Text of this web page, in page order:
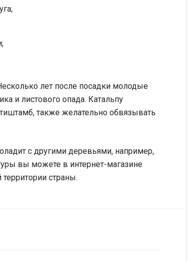
лет после посадки молодые
и листового опада. Катальпу
также желательно обвязывать
с другими деревьями, например,
вы можете в интернет-магазине
страны.